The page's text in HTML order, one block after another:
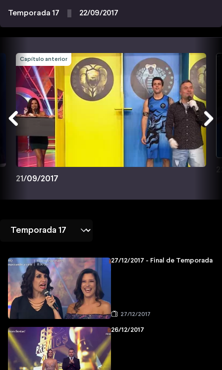
Temporada 17 22/09/2017
Capítulo anterior
21/09/2017
27/12/2017 - Final de Temporada
27/12/2017
26/12/2017